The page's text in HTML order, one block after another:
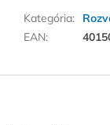
Kategória:
EAN: